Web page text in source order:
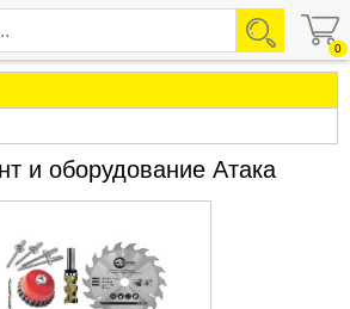
0
и оборудование Атака